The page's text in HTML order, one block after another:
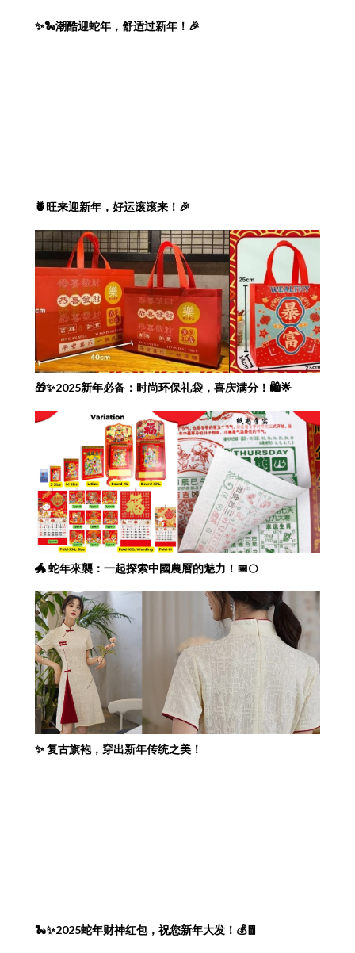
✨🐍潮酷迎蛇年，舒适过新年！🎉
🍍旺来迎新年，好运滚滚来！🎉
🎁✨2025新年必备：时尚环保礼袋，喜庆满分！🛍️🌟
🐲 蛇年來襲：一起探索中國農曆的魅力！📅🌕
✨ 复古旗袍，穿出新年传统之美！
🐍✨2025蛇年财神红包，祝您新年大发！💰🧧